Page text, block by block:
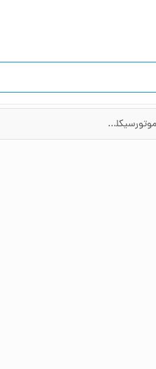
موتورسیکلت (موتورسیکلت‌های سریع‌السیر)